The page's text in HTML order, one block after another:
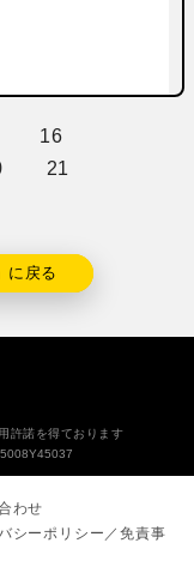
16
21
に戻る
許諾を得ております
わせ
シーポリシー／免責事